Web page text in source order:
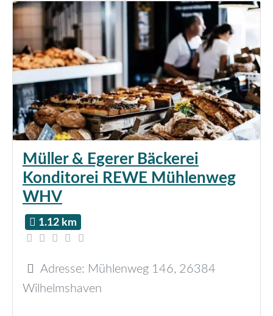
Müller & Egerer Bäckerei
Konditorei REWE Mühlenweg
WHV
1.12 km
Adresse: Mühlenweg 146, 26384
Wilhelmshaven